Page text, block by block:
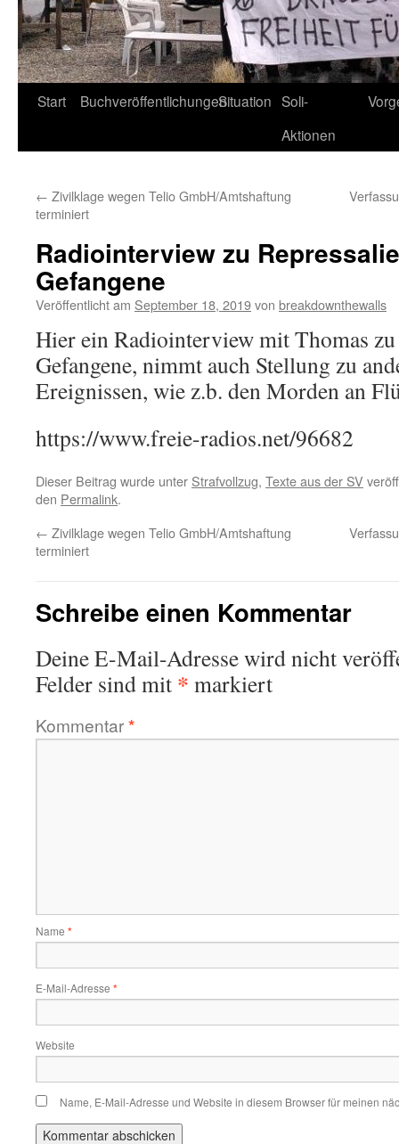
Start BuchveröffentlichungenSituation Soli-
Aktionen
← Zivilklage wegen Telio GmbH/Amtshaftung
terminiert
Radiointerview zu
Gefangene
Veröffentlicht am September 18, 2019von breakdownthewalls
Hier ein Radiointerview mit Thomas zu
Gefangene, nimmt auch Stellung zu
Ereignissen, wie z.b. den Morden an
https://www.freie-radios.net/96682
Dieser Beitrag wurde unter Strafvollzug, Texte aus der SV
den Permalink.
← Zivilklage wegen Telio GmbH/Amtshaftung
terminiert
Schreibe einen Kommentar
Deine E-Mail-Adresse wird nicht
Felder sind mit * markiert
Kommentar*
Name *
E-Mail-Adresse *
Website
Name, E-Mail-Adresse und Website in diesem Browser für meinen